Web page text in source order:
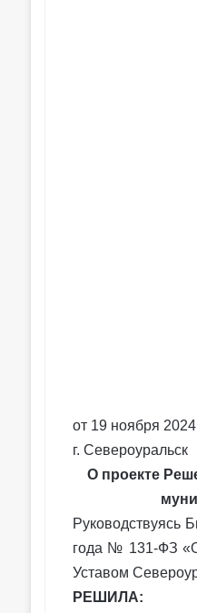
от 19 ноября 2024
г. Североуральск
О проекте
Руководствуясь
года № 131-ФЗ
Уставом
РЕШИЛА: